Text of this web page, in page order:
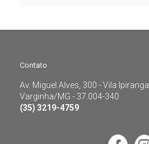
Varginha/MG - 37.004-340
Contato
Av. Miguel Alves, 300 - Vila Ipiranga
Varginha/MG - 37.004-340
(35) 3219-4759